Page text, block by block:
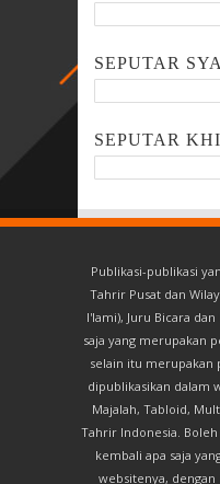
SEPUTAR
SEPUTAR
Publikasi-publikasi
Tahrir Pusat dan
I'lami), Juru Bicara
saja yang merupakan
selain itu merupakan
dipublikasikan dalam
Majalah, Tabloid,
Tahrir Indonesia.
kembali apa saja
websitenya, dengan